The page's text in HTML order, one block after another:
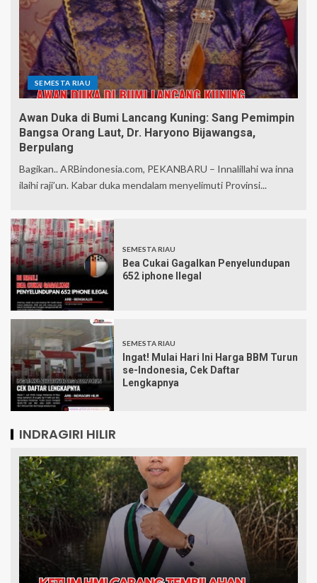
SEMESTA RIAU
Awan Duka di Bumi Lancang Kuning: Sang Pemimpin
Bangsa Orang Laut, Dr. Haryono Bijawangsa,
Berpulang
Bagikan.. ARBindonesia.com, PEKANBARU – Innalillahi wa inna
ilaihi raji’un. Kabar duka mendalam menyelimuti Provinsi...
SEMESTA RIAU
Bea Cukai Gagalkan Penyelundupan
652 iphone Ilegal
SEMESTA RIAU
Ingat! Mulai Hari Ini Harga BBM Turun
se-Indonesia, Cek Daftar
Lengkapnya
INDRAGIRI HILIR